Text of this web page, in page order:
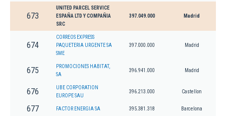
673
UNITED PARCEL SERVICE
ESPAÑA LTD Y COMPAÑIA
SRC
397.049.000 Madrid
674
CORREOS EXPRESS
PAQUETERIA URGENTE SA
SME
397.000.000 Madrid
675
PROMOCIONES HABITAT,
SA
396.941.000 Madrid
676
UBE CORPORATION
EUROPE SAU
396.213.000 Castellon
677 FACTOR ENERGIA SA 395.381.318 Barcelona